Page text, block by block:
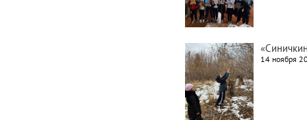
14 ноября